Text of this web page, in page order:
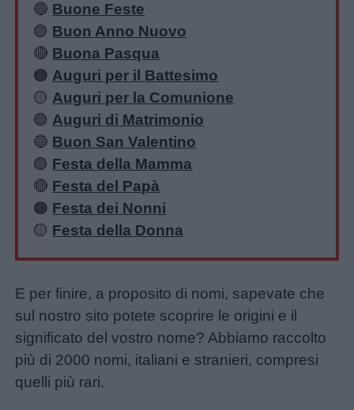
🔵 Buone Feste
🟣 Buon Anno Nuovo
🔴 Buona Pasqua
🟠 Auguri per il Battesimo
🟡 Auguri per la Comunione
🟢 Auguri di Matrimonio
🔵 Buon San Valentino
🟣 Festa della Mamma
🔴 Festa del Papà
🟠 Festa dei Nonni
🟡 Festa della Donna
E per finire, a proposito di nomi, sapevate che
sul nostro sito potete scoprire le origini e il
significato del vostro nome? Abbiamo raccolto
più di 2000 nomi, italiani e stranieri, compresi
quelli più rari.